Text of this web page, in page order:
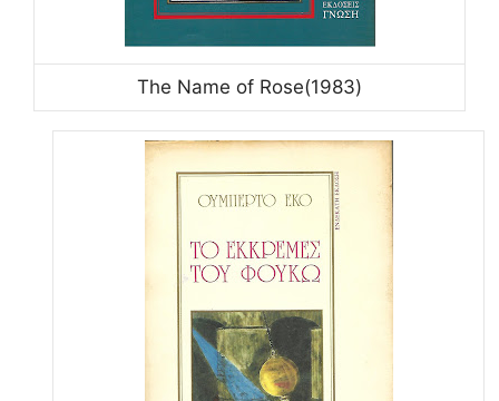
The Name of Rose(1983)